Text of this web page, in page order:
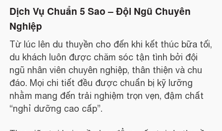
Dịch Vụ Chuẩn 5 Sao – Đội Ngũ Chuyên
Nghiệp
Từ lúc lên du thuyền cho đến khi kết thúc bữa tối,
du khách luôn được chăm sóc tận tình bởi đội
ngũ nhân viên chuyên nghiệp, thân thiện và chu
đáo. Mọi chi tiết đều được chuẩn bị kỹ lưỡng
nhằm mang đến trải nghiệm trọn vẹn, đậm chất
“nghỉ dưỡng cao cấp”.